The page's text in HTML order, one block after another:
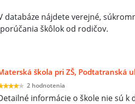
databáze nájdete verejné,
škôlok od rodičov.
škola pri ZŠ, Podtatranská
2 hodnotenia
informácie o škole nie sú k